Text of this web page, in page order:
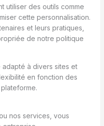
utiliser des outils comme
cette personnalisation.
et leurs pratiques,
de notre politique
à divers sites et
en fonction des
nos services, vous